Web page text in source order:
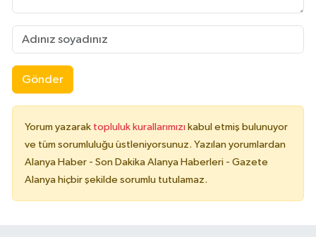
Gönder
Yorum yazarak topluluk kurallarımızı kabul etmiş bulunuyor
ve tüm sorumluluğu üstleniyorsunuz. Yazılan yorumlardan
Alanya Haber - Son Dakika Alanya Haberleri - Gazete
Alanya hiçbir şekilde sorumlu tutulamaz.